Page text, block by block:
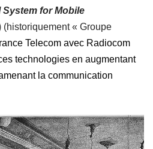
System for Mobile
(historiquement « Groupe
Telecom avec Radiocom
technologies en augmentant
la communication